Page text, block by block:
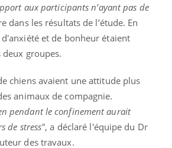
aux participants n’ayant pas de
dans les résultats de l’étude. En
et de bonheur étaient
groupes.
chiens avaient une attitude plus
animaux de compagnie.
pendant le confinement aurait
de stress", a déclaré l'équipe du Dr
des travaux.